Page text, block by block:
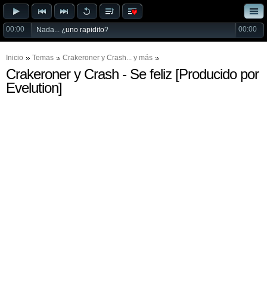
00:00 Nada... ¿uno rapidito? 00:00
Inicio Temas Crakeroner y Crash... y más
Crakeroner y Crash - Se feliz [Producido por
Evelution]